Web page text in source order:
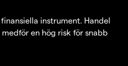
instrument. Handel
en hög risk för snabb